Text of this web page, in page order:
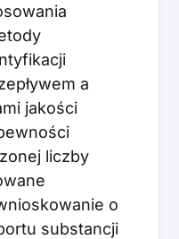
a
jakości
liczby
o
substancji